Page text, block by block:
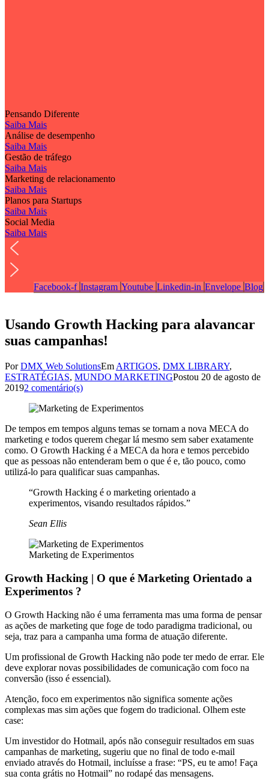
Pensando Diferente
Saiba Mais
Análise de desempenho
Saiba Mais
Gestão de tráfego
Saiba Mais
Marketing de relacionamento
Saiba Mais
Planos para Startups
Saiba Mais
Social Media
Saiba Mais
Facebook-f Instagram Youtube Linkedin-in Envelope Blog
Usando Growth Hacking para alavancar
suas campanhas!
PorDMX Web SolutionsEm ARTIGOS, DMX LIBRARY,
ESTRATÉGIAS, MUNDO MARKETINGPostou 20 de agosto de
20192 comentário(s)
De tempos em tempos alguns temas se tornam a nova MECA do
marketing e todos querem chegar lá mesmo sem saber exatamente
como. O Growth Hacking é a MECA da hora e temos percebido
que as pessoas não entenderam bem o que é e, tão pouco, como
utilizá-lo para qualificar suas campanhas.
“Growth Hacking é o marketing orientado a
experimentos, visando resultados rápidos.”
Sean Ellis
Marketing de Experimentos
Growth Hacking | O que é Marketing Orientado a
Experimentos ?
O Growth Hacking não é uma ferramenta mas uma forma de pensar
as ações de marketing que foge de todo paradigma tradicional, ou
seja, traz para a campanha uma forma de atuação diferente.
Um profissional de Growth Hacking não pode ter medo de errar. Ele
deve explorar novas possibilidades de comunicação com foco na
conversão (isso é essencial).
Atenção, foco em experimentos não significa somente ações
complexas mas sim ações que fogem do tradicional. Olhem este
case:
Um investidor do Hotmail, após não conseguir resultados em suas
campanhas de marketing, sugeriu que no final de todo e-mail
enviado através do Hotmail, incluísse a frase: “PS, eu te amo! Faça
sua conta grátis no Hotmail” no rodapé das mensagens.